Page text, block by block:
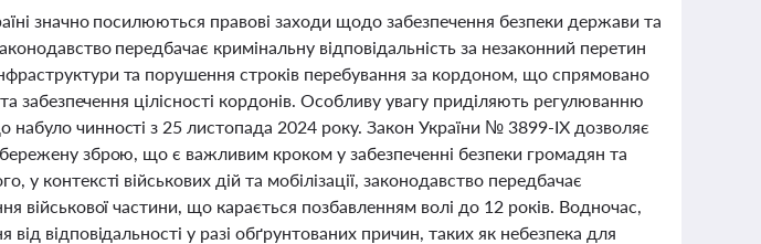
значно посилюються правові заходи щодо забезпечення безпеки держави та
передбачає кримінальну відповідальність за незаконний перетин
та порушення строків перебування за кордоном, що спрямовано
та забезпечення цілісності кордонів. Особливу увагу приділяють регулюванню
чинності з 25 листопада 2024 року. Закон України № 3899-ІХ дозволяє
зброю, що є важливим кроком у забезпеченні безпеки громадян та
контексті військових дій та мобілізації, законодавство передбачає
військової частини, що карається позбавленням волі до 12 років. Водночас,
відповідальності у разі обґрунтованих причин, таких як небезпека для